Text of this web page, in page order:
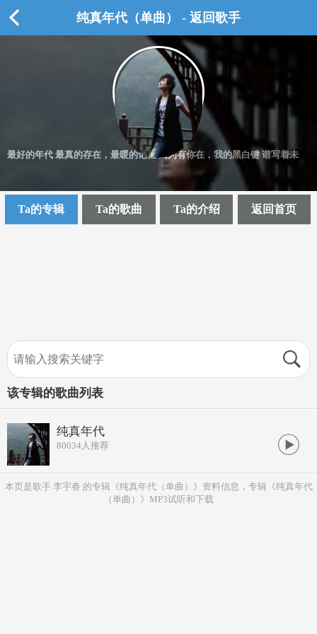
纯真年代（单曲） - 返回歌手
最好的年代 最真的存在，最暖的记忆 因为有你在，我的黑白键 谱写着未
Ta的专辑 Ta的歌曲 Ta的介绍 返回首页
该专辑的歌曲列表
纯真年代
80034人推荐
本页是歌手 李宇春 的专辑《纯真年代（单曲）》资料信息，专辑《纯真年代
（单曲）》MP3试听和下载